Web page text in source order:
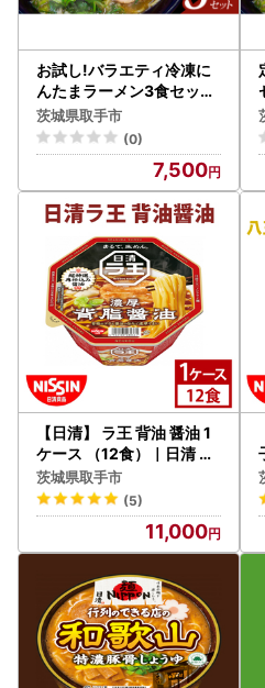
お試し!バラエティ冷凍に
んたまラーメン3食セット
(醤油、味噌、塩×1)（AK
001-1）
茨城県取手市
(0)
7,500
【日清】 ラ王 背油 醤油 1
ケース （12食）｜日清 カ
ップ麺 インスタント 保存
茨城県 取手市（AD008）
茨城県取手市
(5)
11,000